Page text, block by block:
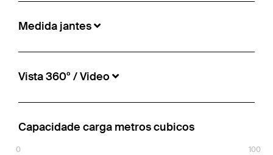
Medida jantes
Vista 360º / Video
Capacidade carga metros cubicos
0 100